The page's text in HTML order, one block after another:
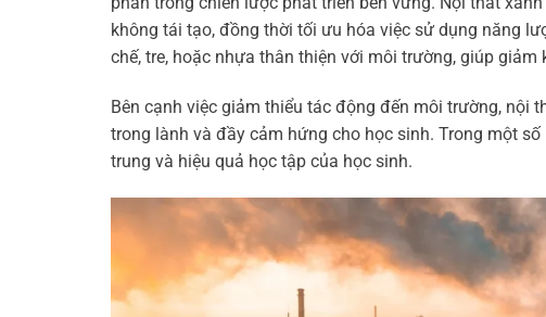
không tái tạo, đồng thời tối ưu hóa việc sử dụng năng
chế, tre, hoặc nhựa thân thiện với môi trường, giúp
Bên cạnh việc giảm thiểu tác động đến môi trường, nội
trong lành và đầy cảm hứng cho học sinh. Trong một
trung và hiệu quả học tập của học sinh.